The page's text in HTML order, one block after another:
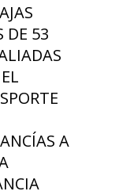
DE 53
A